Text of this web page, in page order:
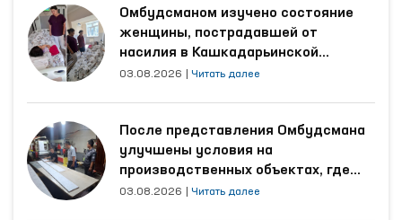
Омбудсманом изучено состояние
женщины, пострадавшей от
насилия в Кашкадарьинской
области
03.08.2026 Читать далее
После представления Омбудсмана
улучшены условия на
производственных объектах, где
трудятся осуждённые
03.08.2026 Читать далее